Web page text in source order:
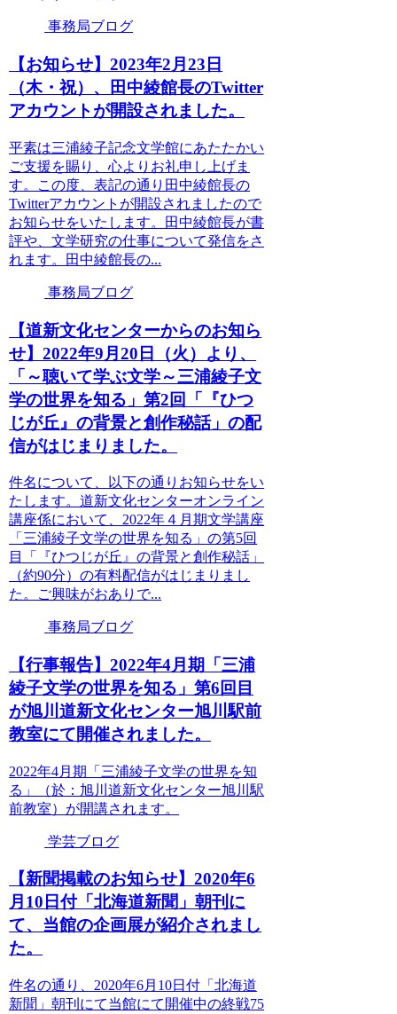
事務局ブログ
【お知らせ】2023年2月23日
（木・祝）、田中綾館長のTwitter
アカウントが開設されました。
平素は三浦綾子記念文学館にあたたかい
ご支援を賜り、心よりお礼申し上げま
す。この度、表記の通り田中綾館長の
Twitterアカウントが開設されましたので
お知らせをいたします。田中綾館長が書
評や、文学研究の仕事について発信をさ
れます。田中綾館長の...
事務局ブログ
【道新文化センターからのお知ら
せ】2022年9月20日（火）より、
「～聴いて学ぶ文学～三浦綾子文
学の世界を知る」第2回「『ひつ
じが丘』の背景と創作秘話」の配
信がはじまりました。
件名について、以下の通りお知らせをい
たします。道新文化センターオンライン
講座係において、2022年４月期文学講座
「三浦綾子文学の世界を知る」の第5回
目「『ひつじが丘』の背景と創作秘話」
（約90分）の有料配信がはじまりまし
た。ご興味がおありで...
事務局ブログ
【行事報告】2022年4月期「三浦
綾子文学の世界を知る」第6回目
が旭川道新文化センター旭川駅前
教室にて開催されました。
2022年4月期「三浦綾子文学の世界を知
る」（於：旭川道新文化センター旭川駅
前教室）が開講されます。
学芸ブログ
【新聞掲載のお知らせ】2020年6
月10日付「北海道新聞」朝刊に
て、当館の企画展が紹介されまし
た。
件名の通り、2020年6月10日付「北海道
新聞」朝刊にて当館にて開催中の終戦75